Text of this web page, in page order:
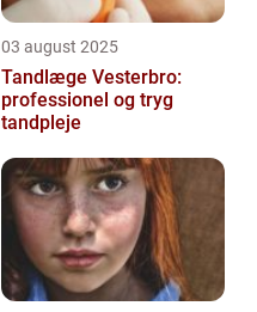
03 august 2025
Tandlæge Vesterbro:
professionel og tryg
tandpleje